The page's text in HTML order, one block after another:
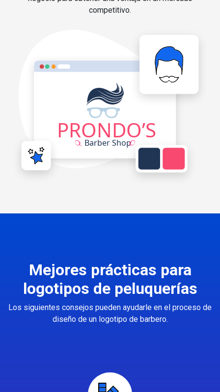
competitivo.
Mejores prácticas para
logotipos de peluquerías
Los siguientes consejos pueden ayudarle en el proceso de
diseño de un logotipo de barbero.